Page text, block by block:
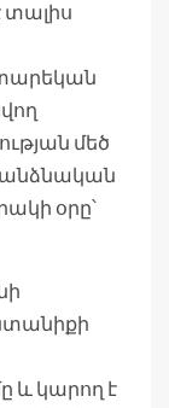
տալիս
մեծ
անձնական
օրը՝
և կարող է